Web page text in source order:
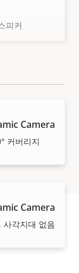
피커
Camera
커버리지
Camera
사각지대 없음